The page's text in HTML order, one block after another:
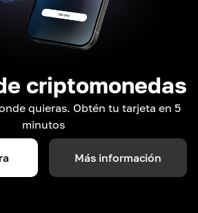
criptomonedas
quieras. Obtén tu tarjeta en 5
minutos
Más información